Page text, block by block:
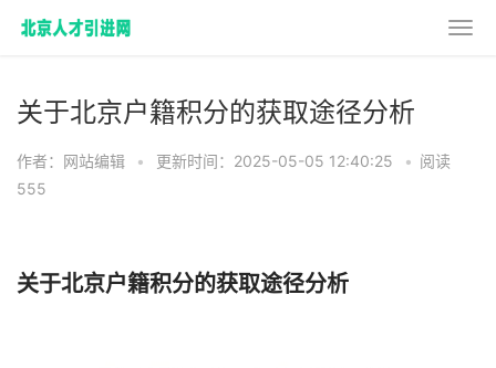
关于北京户籍积分的获取途径分析
作者：网站编辑 • 更新时间：2025-05-05 12:40:25 • 阅读
555
关于北京户籍积分的获取途径分析